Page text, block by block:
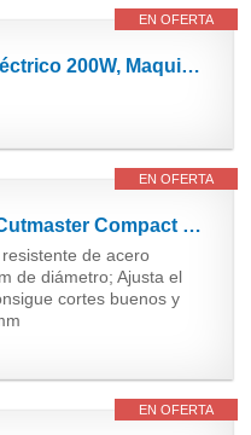
EN OFERTA
Cortafiambres Eléctrico 200W, Maquina de Cortar Fiambre, 2 Cuchillas de Acero Inoxidable,...
EN OFERTA
Taurus MS100X Cutmaster Compact Cortafiambres plegable
de acero
de diámetro; Ajusta el
cortes buenos y
EN OFERTA